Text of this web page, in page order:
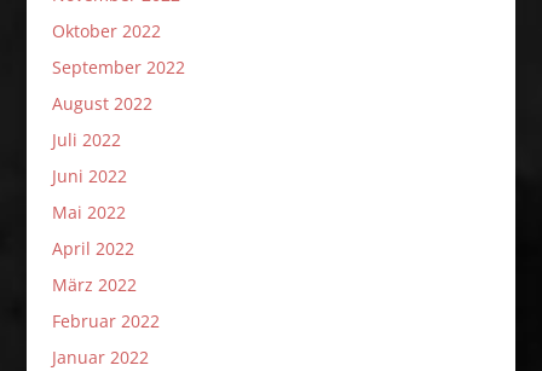
Oktober 2022
September 2022
August 2022
Juli 2022
Juni 2022
Mai 2022
April 2022
März 2022
Februar 2022
Januar 2022